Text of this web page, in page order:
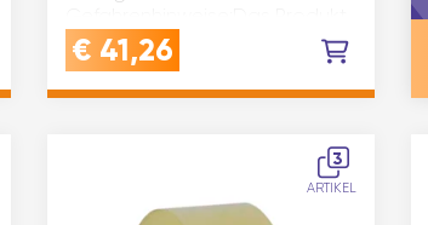
ist gemäß CLP-Verordnung
nicht eingestuft. Gewicht(g)…
€ 41,26
3
ARTIKEL